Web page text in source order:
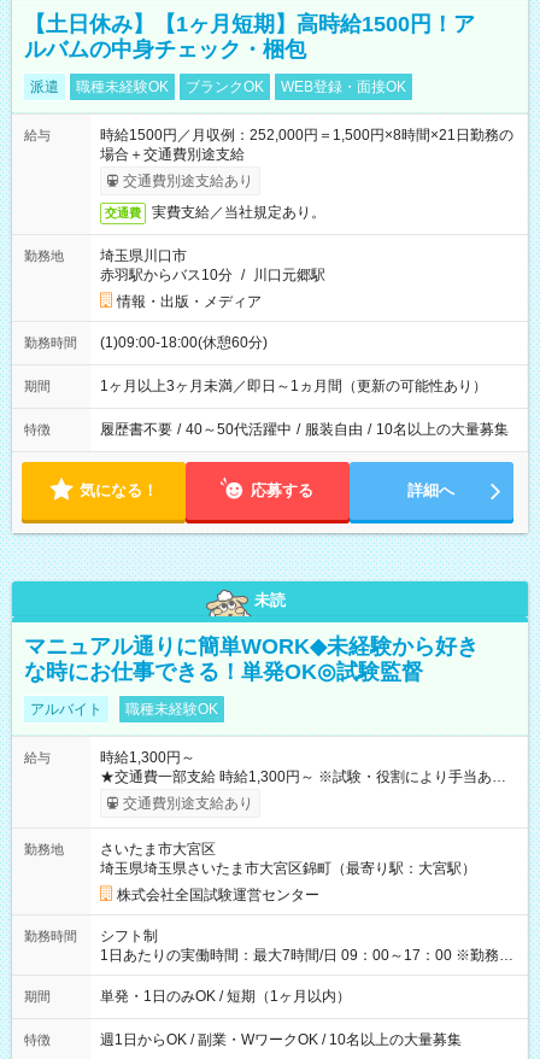
【土日休み】【1ヶ月短期】高時給1500円！ア
ルバムの中身チェック・梱包
派遣 職種未経験OK ブランクOK WEB登録・面接OK
給与
時給1500円／月収例：252,000円＝1,500円×8時間×21日勤務の
場合＋交通費別途支給
交通費別途支給あり
交通費 実費支給／当社規定あり。
勤務地
埼玉県川口市
赤羽駅からバス10分 / 川口元郷駅
情報・出版・メディア
勤務時間 (1)09:00-18:00(休憩60分)
期間 1ヶ月以上3ヶ月未満／即日～1ヵ月間（更新の可能性あり）
特徴 履歴書不要 / 40～50代活躍中 / 服装自由 / 10名以上の大量募集
気になる！ 応募する 詳細へ
未読
マニュアル通りに簡単WORK◆未経験から好き
な時にお仕事できる！単発OK◎試験監督
アルバイト 職種未経験OK
給与
時給1,300円～
★交通費一部支給 時給1,300円～ ※試験・役割により手当あり
※勤務回数により昇給あり 【即給（前払い）オプションあ
り！】 希望される場合、勤務から1週間ほどで給与の一部を受け
例】 ・河合塾模擬試験 8:30～17:30（休憩1時間） 時給1,300円
×8時間＝日収10,400円＋交通費 ※当日の役割により時給＋100
円の場合あり ・国家試験 7:00～13:30（休憩なし） 時給1,300
円（役割手当＋100円）×6時間＝日収8,400円＋交通費 【試用期
間】試用期間なし
交通費別途支給あり
勤務地
さいたま市大宮区
埼玉県埼玉県さいたま市大宮区錦町（最寄り駅：大宮駅）
株式会社全国試験運営センター
勤務時間
シフト制
1日あたりの実働時間：最大7時間/日 09：00～17：00 ※勤務時
間は 試験により異なります。
期間 単発・1日のみOK / 短期（1ヶ月以内）
特徴 週1日からOK / 副業・WワークOK / 10名以上の大量募集